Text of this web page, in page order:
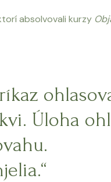
absolvovali kurzy
Úloha